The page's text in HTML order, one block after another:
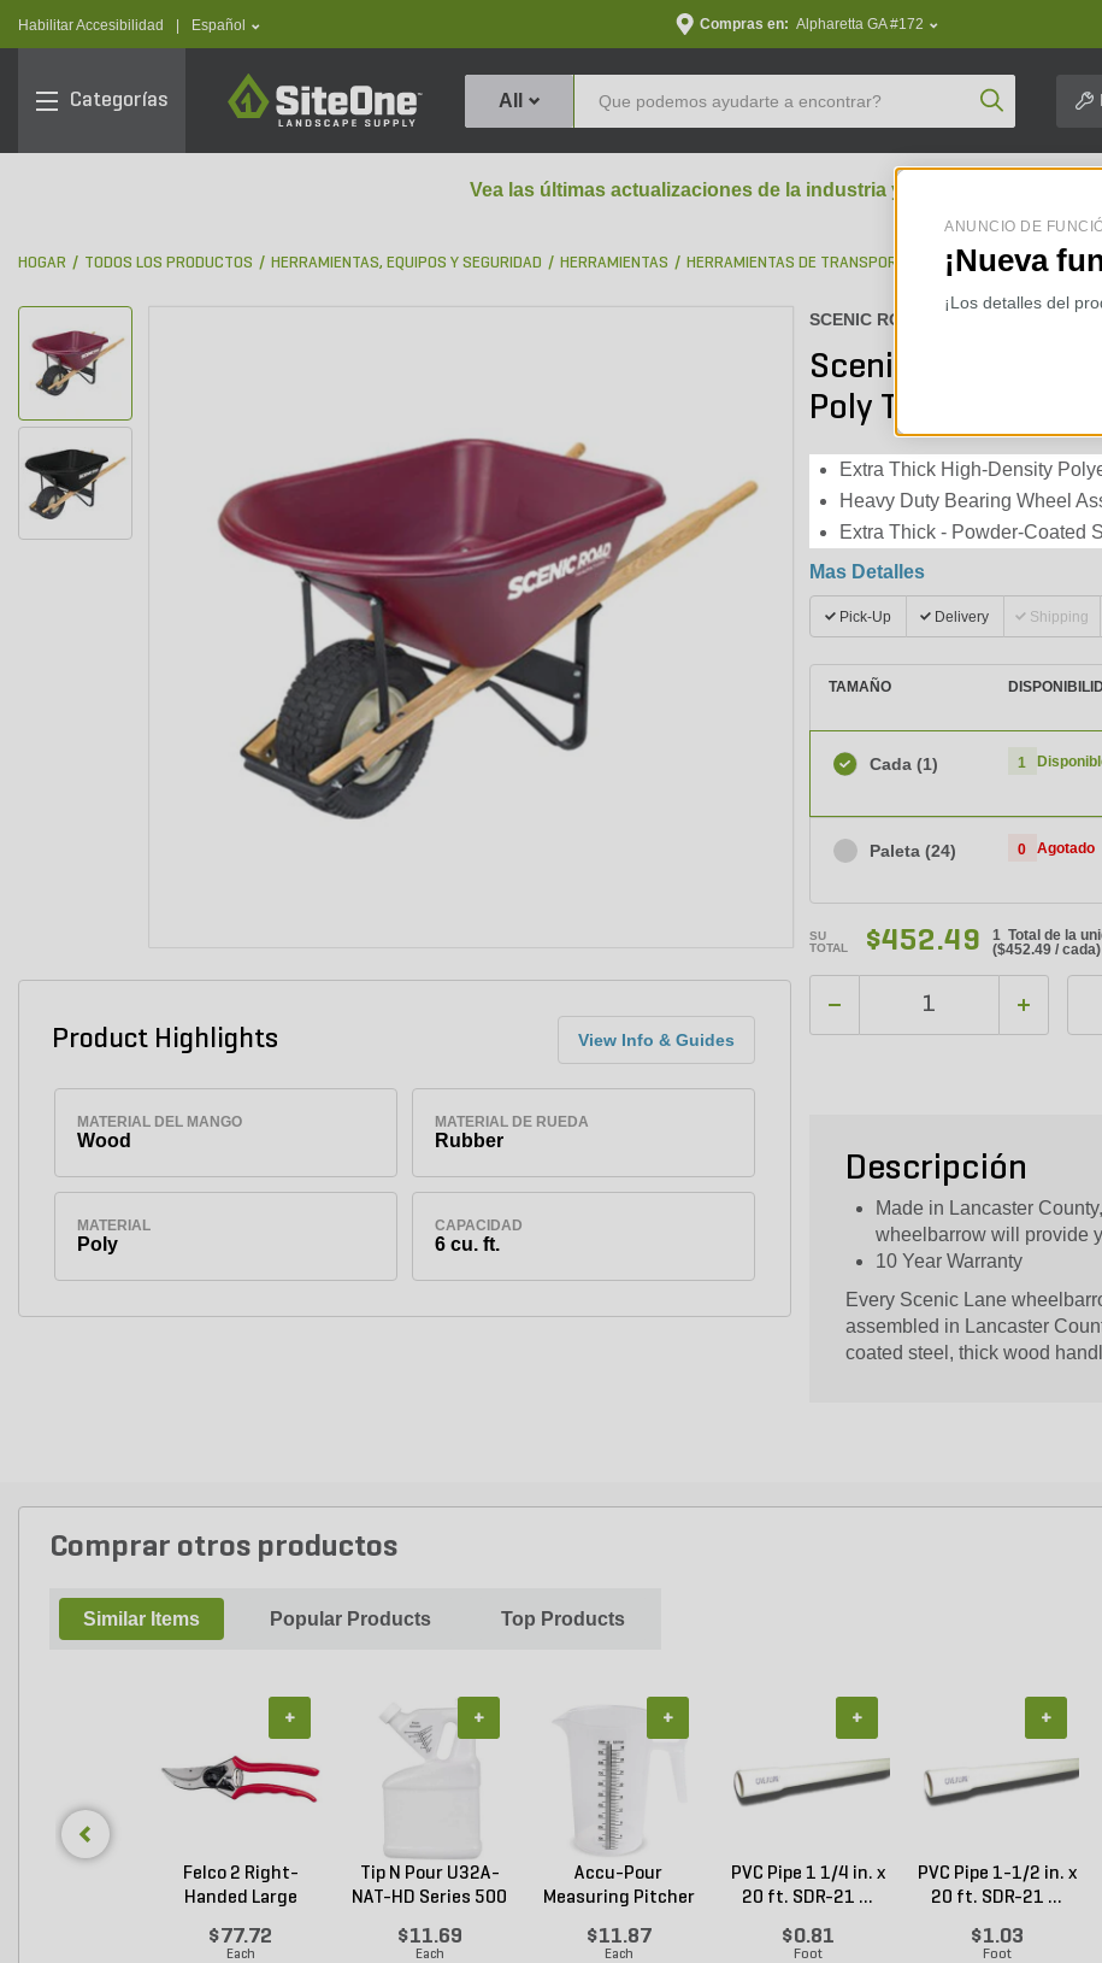
Habilitar Accesibilidad text.language
Español Compras en: Alpharetta GA #172
Categorías
SiteOne
All Product
Vea las últimas actualizaciones de la industria y perspectivas
HOGAR TODOS LOS PRODUCTOS HERRAMIENTAS, EQUIPOS Y SEGURIDAD HERRAMIENTAS HERRAMIENTAS DE TRANSPORTE WHEELBARROWS
Product Highlights View Info & Guides
MATERIAL DEL MANGO
Wood
MATERIAL DE RUEDA
Rubber
MATERIAL
Poly
CAPACIDAD
6 cu. ft.
SCENIC ROAD :
Scenic Road
Poly Tray Turf Tire
Extra Thick High-Density
Heavy Duty Bearing Wheel
Extra Thick - Powder-Coated
Mas Detalles
Pick-Up Delivery Shipping
TAMAÑO
Cada (1) 1
Paleta (24) 0 Agotado
SU
TOTAL
$452.49
1 Total de la
($452.49 / cada)
Descripción
Made in Lancaster
wheelbarrow will provide
10 Year Warranty
Every Scenic Lane
assembled in Lancaster
coated steel, thick wood
Comprar otros productos
Similar Items Popular Products Top Products
Felco 2 Right-
Handed Large
$77.72
Each
+
Tip N Pour U32A-
NAT-HD Series 500
$11.69
Each
+
Accu-Pour
Measuring Pitcher
$11.87
Each
+
PVC Pipe 1 1/4 in. x
20 ft. SDR-21 ...
$0.81
Foot
+
PVC Pipe 1-1/2 in. x
20 ft. SDR-21 ...
$1.03
Foot
+
ANUNCIO DE
¡Nueva
¡Los detalles del